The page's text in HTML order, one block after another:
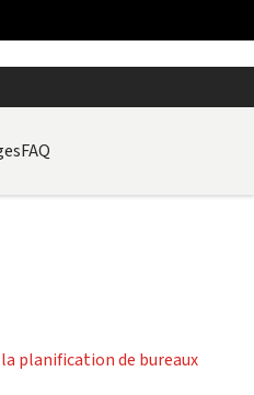
FAQ
planification de bureaux